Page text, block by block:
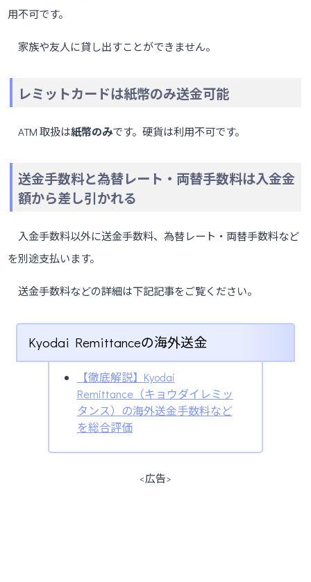
用不可です。
家族や友人に貸し出すことができません。
レミットカードは紙幣のみ送金可能
ATM 取扱は紙幣のみです。硬貨は利用不可です。
送金手数料と為替レート・両替手数料は入金金
額から差し引かれる
入金手数料以外に送金手数料、為替レート・両替手数料など
を別途支払います。
送金手数料などの詳細は下記記事をご覧ください。
Kyodai Remittanceの海外送金
【徹底解説】Kyodai
Remittance（キョウダイレミッ
タンス）の海外送金手数料など
を総合評価
<広告>